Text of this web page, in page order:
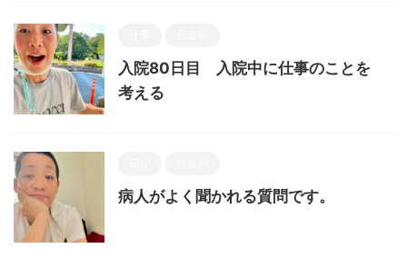
入院80日目 入院中に仕事のことを
考える
病人がよく聞かれる質問です。